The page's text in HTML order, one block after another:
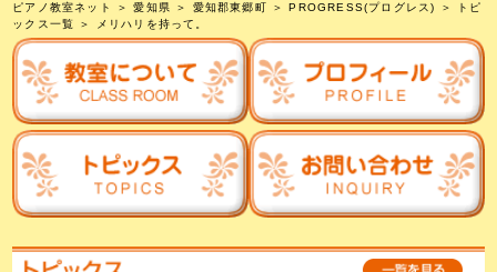
ピアノ教室ネット ＞愛知県 ＞ 愛知郡東郷町 ＞PROGRESS(プログレス) ＞
トピ
ックス一覧
＞ メリハリを持って。